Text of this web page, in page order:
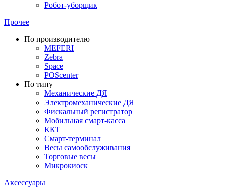
Робот-уборщик
Прочее
По производителю
MEFERI
Zebra
Space
POScenter
По типу
Механические ДЯ
Электромеханические ДЯ
Фискальный регистратор
Мобильная смарт-касса
ККТ
Смарт-терминал
Весы самообслуживания
Торговые весы
Микрокиоск
Аксессуары